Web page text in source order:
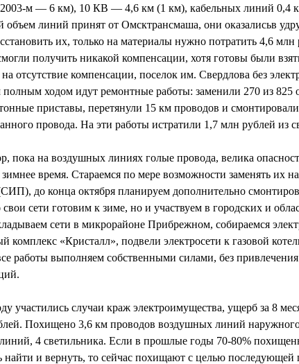
м — 6 км), 10 КВ — 4,6 км (1 км), кабельных линий 0,4
объем линий принят от Омсктрансмаша, они оказалисьв
их, только на материалы нужно потратить 4,6 млн
получить никакой компенсации, хотя готовы были
отсутствие компенсации, поселок им. Свердлова без
ходом идут ремонтные работы: заменили 270 из 825
приставы, перетянули 15 км проводов и
провода. На эти работы истратили 1,7 млн рублей из
пока на воздушных линиях голые провода, велика
время. Стараемся по мере возможности заменять их
до конца октября планируем дополнительно
свои сети готовим к зиме, но и участвуем в городских и
сети в микрорайоне Прибрежном, собираемся
комплекс «Кристалл», подвели электросети к газовой
работы выполняем собственными силами, без
участились случаи краж электроимущества, ущерб за 8
Похищено 3,6 км проводов воздушных линий
4 светильника. Если в прошлые годы 70-80%
найти и вернуть, то сейчас похищают с целью